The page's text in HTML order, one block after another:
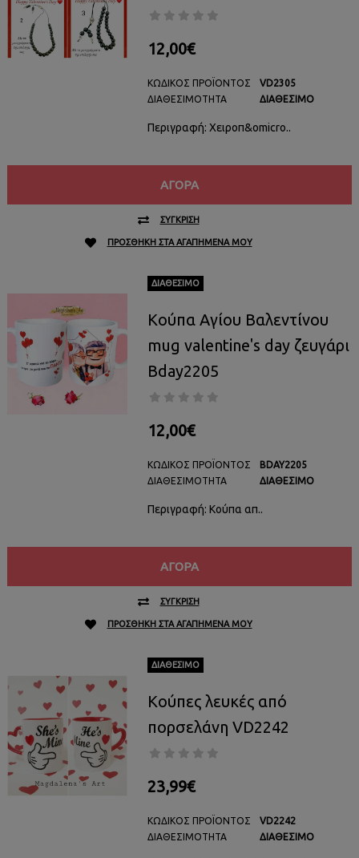
12,00€
ΚΩΔΙΚΌΣ ΠΡΟΪΌΝΤΟΣ
ΔΙΑΘΕΣΙΜΌΤΗΤΑ
VD2305
ΔΙΑΘΈΣΙΜΟ
Περιγραφή: Χειροπ&omicro..
ΑΓΟΡΆ
ΣΎΓΚΡΙΣΗ
ΠΡΟΣΘΉΚΗ ΣΤΑ ΑΓΑΠΗΜΈΝΑ ΜΟΥ
ΔΙΑΘΈΣΙΜΟ
Κούπα Αγίου Βαλεντίνου
mug valentine's day ζευγάρι
Bday2205
12,00€
ΚΩΔΙΚΌΣ ΠΡΟΪΌΝΤΟΣ
ΔΙΑΘΕΣΙΜΌΤΗΤΑ
BDAY2205
ΔΙΑΘΈΣΙΜΟ
Περιγραφή: Κούπα απ..
ΑΓΟΡΆ
ΣΎΓΚΡΙΣΗ
ΠΡΟΣΘΉΚΗ ΣΤΑ ΑΓΑΠΗΜΈΝΑ ΜΟΥ
ΔΙΑΘΈΣΙΜΟ
Κούπες λευκές από
πορσελάνη VD2242
23,99€
ΚΩΔΙΚΌΣ ΠΡΟΪΌΝΤΟΣ
ΔΙΑΘΕΣΙΜΌΤΗΤΑ
VD2242
ΔΙΑΘΈΣΙΜΟ